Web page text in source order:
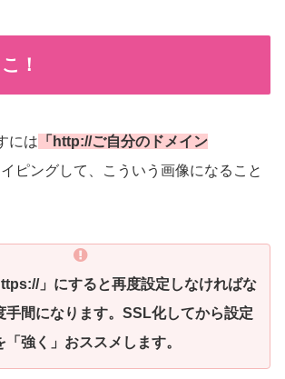
！
には 「http://ご自分のドメイン
ピングして、こういう画像になること
」にすると再度設定しなければな
手間になります。SSL化してから設定
強く」おススメします。